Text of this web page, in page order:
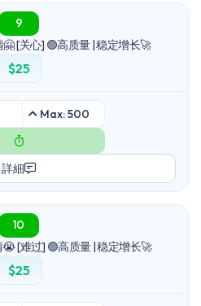
9
[关心] 🟢高质量 | 稳定增长🚀
$25
Max: 500
詳細
10
[难过] 🟢高质量 | 稳定增长🚀
$25